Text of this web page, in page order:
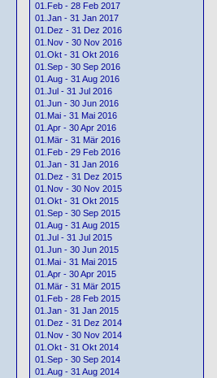
01.Feb - 28 Feb 2017
01.Jan - 31 Jan 2017
01.Dez - 31 Dez 2016
01.Nov - 30 Nov 2016
01.Okt - 31 Okt 2016
01.Sep - 30 Sep 2016
01.Aug - 31 Aug 2016
01.Jul - 31 Jul 2016
01.Jun - 30 Jun 2016
01.Mai - 31 Mai 2016
01.Apr - 30 Apr 2016
01.Mär - 31 Mär 2016
01.Feb - 29 Feb 2016
01.Jan - 31 Jan 2016
01.Dez - 31 Dez 2015
01.Nov - 30 Nov 2015
01.Okt - 31 Okt 2015
01.Sep - 30 Sep 2015
01.Aug - 31 Aug 2015
01.Jul - 31 Jul 2015
01.Jun - 30 Jun 2015
01.Mai - 31 Mai 2015
01.Apr - 30 Apr 2015
01.Mär - 31 Mär 2015
01.Feb - 28 Feb 2015
01.Jan - 31 Jan 2015
01.Dez - 31 Dez 2014
01.Nov - 30 Nov 2014
01.Okt - 31 Okt 2014
01.Sep - 30 Sep 2014
01.Aug - 31 Aug 2014